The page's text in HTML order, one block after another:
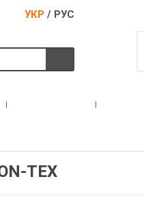
УКР / РУС
TEX